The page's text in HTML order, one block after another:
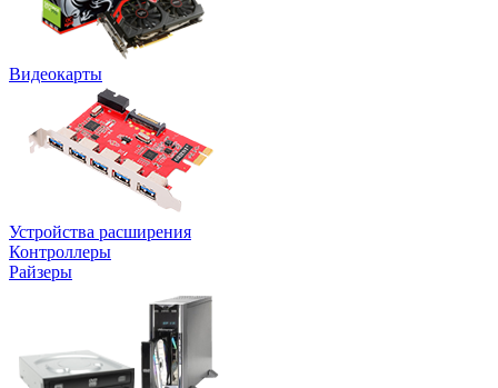
Видеокарты
Устройства расширения
Контроллеры
Райзеры